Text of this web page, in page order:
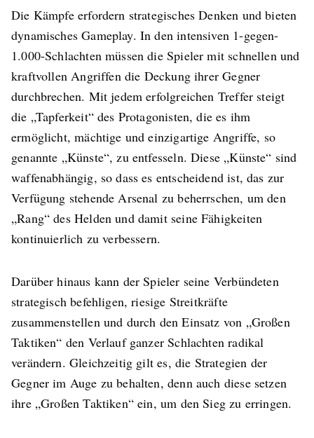
Die Kämpfe erfordern strategisches Denken und bieten
dynamisches Gameplay. In den intensiven 1-gegen-
1.000-Schlachten müssen die Spieler mit schnellen und
kraftvollen Angriffen die Deckung ihrer Gegner
durchbrechen. Mit jedem erfolgreichen Treffer steigt
die „Tapferkeit“ des Protagonisten, die es ihm
ermöglicht, mächtige und einzigartige Angriffe, so
genannte „Künste“, zu entfesseln. Diese „Künste“ sind
waffenabhängig, so dass es entscheidend ist, das zur
Verfügung stehende Arsenal zu beherrschen, um den
„Rang“ des Helden und damit seine Fähigkeiten
kontinuierlich zu verbessern.
Darüber hinaus kann der Spieler seine Verbündeten
strategisch befehligen, riesige Streitkräfte
zusammenstellen und durch den Einsatz von „Großen
Taktiken“ den Verlauf ganzer Schlachten radikal
verändern. Gleichzeitig gilt es, die Strategien der
Gegner im Auge zu behalten, denn auch diese setzen
ihre „Großen Taktiken“ ein, um den Sieg zu erringen.